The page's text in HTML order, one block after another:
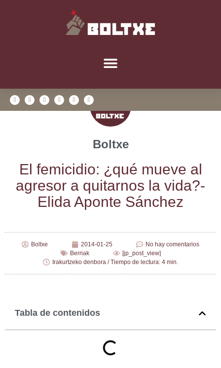
Boltxe
El femi­ci­dio: ¿qué mue­ve al
agre­sor a qui­tar­nos la vida?-
Eli­da Apon­te Sánchez
Boltxe 2014-01-25
No hay comentarios
Berriak
[jp_post_view]
Irakurtzeko denbora / Tiempo de lectura: 4 min.
Tabla de contenidos